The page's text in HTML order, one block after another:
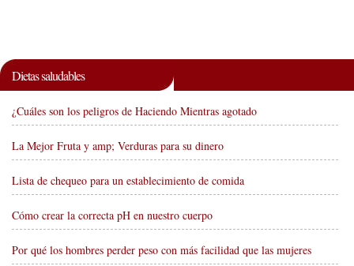
Dietas saludables
¿Cuáles son los peligros de Haciendo Mientras agotado
La Mejor Fruta y amp; Verduras para su dinero
Lista de chequeo para un establecimiento de comida
Cómo crear la correcta pH en nuestro cuerpo
Por qué los hombres perder peso con más facilidad que las mujeres